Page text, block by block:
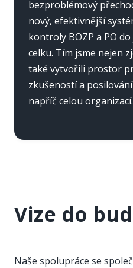
bezproblémový
nový, efektivnější
kontroly BOZP a PO
celku. Tím jsme nejen
také vytvořili prostor
zkušeností a
napříč celou organizací.
Vize do
Naše spolupráce se